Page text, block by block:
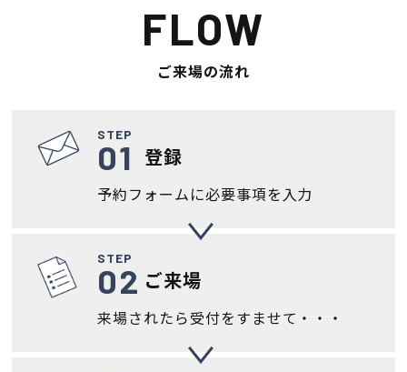
FLOW
ご来場の流れ
STEP
登録
予約フォームに必要事項を入力
STEP
ご来場
来場されたら受付をすませて・・・